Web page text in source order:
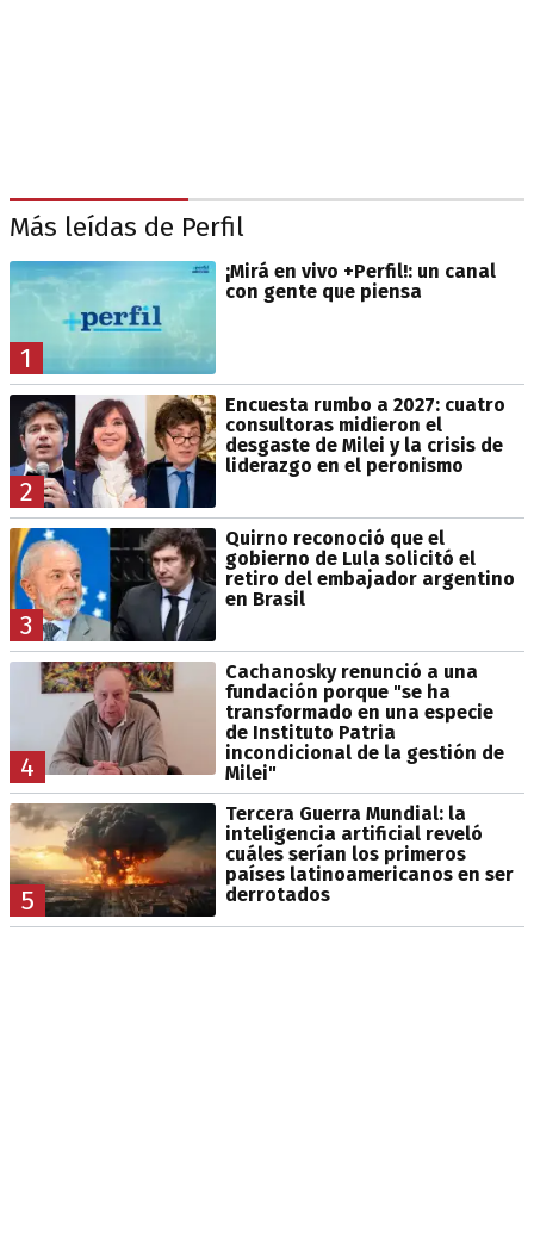
Más leídas de Perfil
1
¡Mirá en vivo +Perfil!: un canal
con gente que piensa
2
Encuesta rumbo a 2027: cuatro
consultoras midieron el
desgaste de Milei y la crisis de
liderazgo en el peronismo
3
Quirno reconoció que el
gobierno de Lula solicitó el
retiro del embajador argentino
en Brasil
4
Cachanosky renunció a una
fundación porque "se ha
transformado en una especie
de Instituto Patria
incondicional de la gestión de
Milei"
5
Tercera Guerra Mundial: la
inteligencia artificial reveló
cuáles serían los primeros
países latinoamericanos en ser
derrotados